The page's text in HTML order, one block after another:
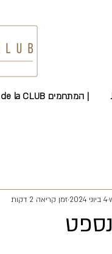
crème de la CLUB המתחמים |
4 ביוני 2024 זמן קריאה 2 דקות